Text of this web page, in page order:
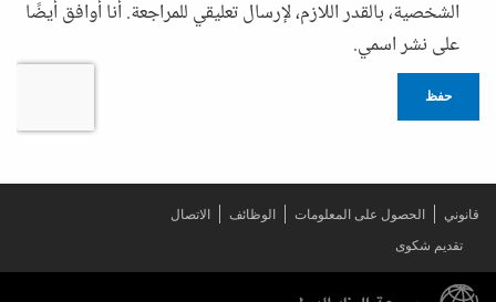
الشخصية، بالقدر اللازم، لإرسال تعليقي للمراجعة. أنا أوافق أيضًا
على نشر اسمي.
حفظ
قانوني الحصول على المعلومات الوظائف
الاتصال
تقديم شكوى